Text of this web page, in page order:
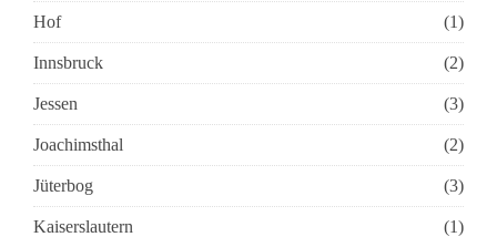
Hof (1)
Innsbruck (2)
Jessen (3)
Joachimsthal (2)
Jüterbog (3)
Kaiserslautern (1)